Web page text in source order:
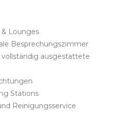
Lounges
Besprechungszimmer
ausgestattete
Stations
Reinigungsservice